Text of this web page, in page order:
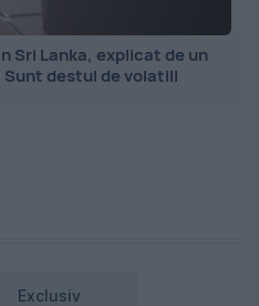
Sri Lanka, explicat de un
destul de volatili
Exclusiv